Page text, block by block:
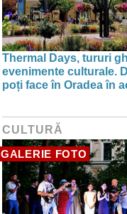
Thermal Days, tururi
evenimente culturale.
poți face în Oradea în
CULTURĂ
GALERIE FOTO